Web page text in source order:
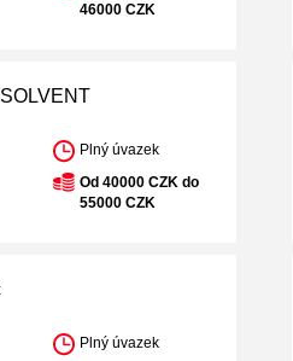
46000 CZK
Plný úvazek
Od 40000 CZK do
55000 CZK
Plný úvazek